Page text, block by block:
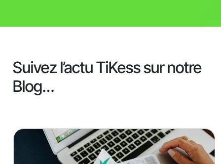
Suivez l’actu TiKess sur notre
Blog…